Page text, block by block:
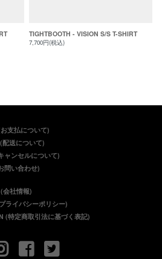
TIGHTBOOTH - VISION S/S T-SHIRT
7,700円(税込)
支払について)
配送について)
ャンセルについて)
問い合わせ)
会社情報)
ライバシーポリシー)
(特定商取引法に基づく表記)